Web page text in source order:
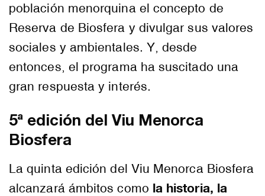
población menorquina el concepto de
Reserva de Biosfera y divulgar sus valores
sociales y ambientales. Y, desde
entonces, el programa ha suscitado una
gran respuesta y interés.
5ª edición del Viu Menorca
Biosfera
La quinta edición del Viu Menorca Biosfera
alcanzará ámbitos como la historia, la